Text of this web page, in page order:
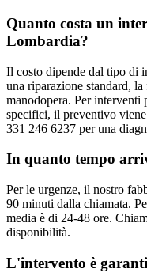
Quanto costa un
Lombardia?
Il costo dipende dal tipo di
una riparazione standard,
manodopera. Per interventi
specifici, il preventivo
331 246 6237 per una
In quanto tempo
Per le urgenze, il nostro
90 minuti dalla chiamata.
media è di 24-48 ore.
disponibilità.
L'intervento è